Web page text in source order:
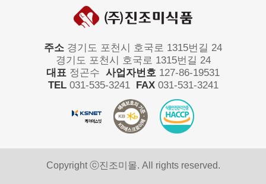
주소 경기도 포천시 호국로 1315번길 24
경기도 포천시 호국로 1315번길 24
대표 정곤수 사업자번호 127-86-19531
TEL031-535-3241 FAX031-531-3241
Copyright ⓒ진조미몰. All rights reserved.